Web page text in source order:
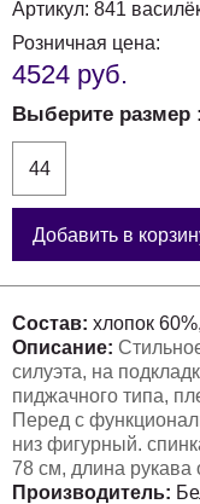
Артикул: 841
Розничная цена:
4524 руб.
Выберите размер
44
Добавить в
Состав: хлопок
Описание:
силуэта, на
пиджачного типа,
Перед с
низ фигурный.
78 см, длина рукава
Производитель: